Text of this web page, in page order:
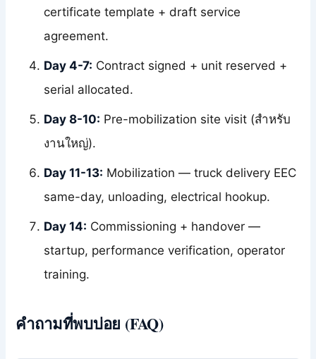
certificate template + draft service
agreement.
Day 4-7: Contract signed + unit reserved +
serial allocated.
Day 8-10: Pre-mobilization site visit (สำหรับ
งานใหญ่).
Day 11-13: Mobilization — truck delivery EEC
same-day, unloading, electrical hookup.
Day 14: Commissioning + handover —
startup, performance verification, operator
training.
คำถามที่พบบ่อย (FAQ)